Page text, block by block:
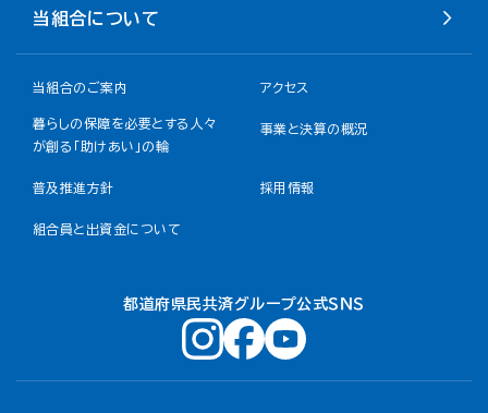
当組合について
当組合のご案内 アクセス
暮らしの保障を必要とする人々
が創る「助けあい」の輪
事業と決算の概況
普及推進方針 採用情報
組合員と出資金について
都道府県民共済グループ公式ＳＮＳ